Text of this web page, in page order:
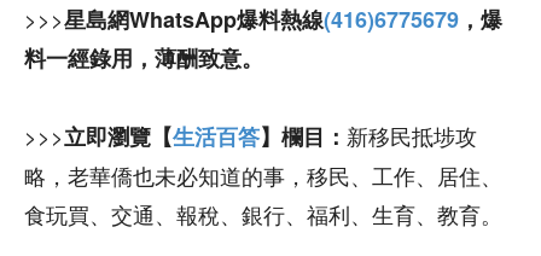
>>>星島網WhatsApp爆料熱線(416)6775679 ，爆
料一經錄用，薄酬致意。
>>>立即瀏覽【生活百答】欄目： 新移民抵埗攻
略，老華僑也未必知道的事，移民、工作、居住、
食玩買、交通、報稅、銀行、福利、生育、教育。